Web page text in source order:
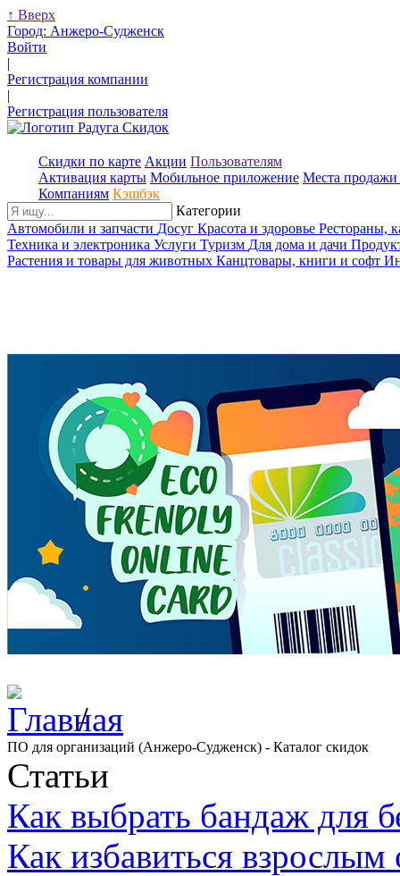
↑ Вверх
Город: Анжеро-Судженск
Войти
|
Регистрация компании
|
Регистрация пользователя
Скидки по карте Акции Пользователям
Активация карты Мобильное приложение Места продажи
Компаниям Кэшбэк
Категории
Автомобили и запчасти Досуг Красота и здоровье Рестораны,
Техника и электроника Услуги Туризм Для дома и дачи
Растения и товары для животных Канцтовары, книги и софт
/
ПО для организаций (Анжеро-Судженск) - Каталог скидок
Статьи
Как выбрать бандаж для
Как избавиться